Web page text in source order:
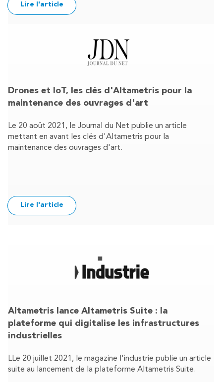
Lire l'article
Drones et IoT, les clés d'Altametris pour la
maintenance des ouvrages d'art
Le 20 août 2021, le Journal du Net publie un article
mettant en avant les clés d'Altametris pour la
maintenance des ouvrages d'art.
Lire l'article
Altametris lance Altametris Suite : la
plateforme qui digitalise les infrastructures
industrielles
LLe 20 juillet 2021, le magazine l'industrie publie un article
suite au lancement de la plateforme Altametris Suite.